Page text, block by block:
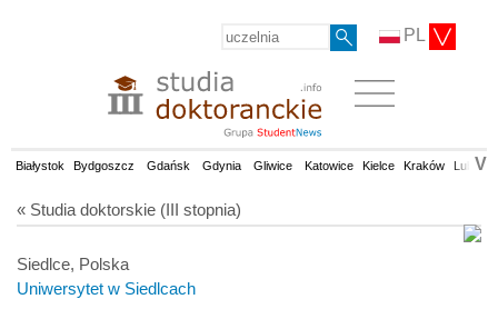
PL
Białystok Bydgoszcz Gdańsk Gdynia Gliwice Katowice Kielce Kraków Lublin
V
« Studia doktorskie (III stopnia)
Siedlce, Polska
Uniwersytet w Siedlcach